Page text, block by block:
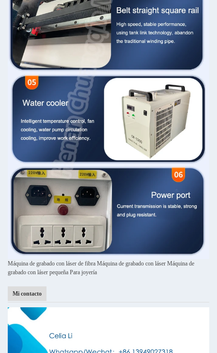
Máquina de grabado con láser de fibra Máquina de grabado con láser Máquina de
grabado con láser pequeña Para joyería
Mi contacto